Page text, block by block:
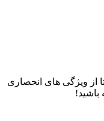
از ویژگی های انحصاری
باشید!